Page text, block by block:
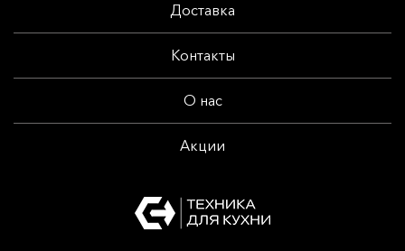
Доставка
Контакты
О нас
Акции